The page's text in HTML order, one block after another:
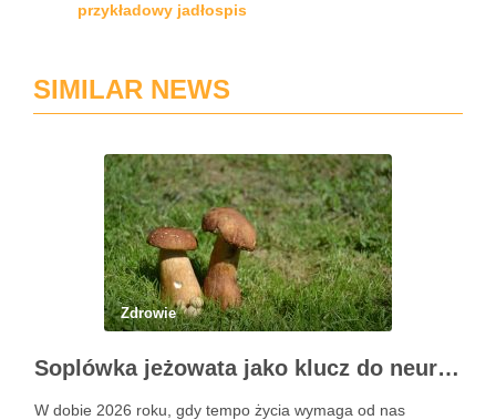
przykładowy jadłospis
SIMILAR NEWS
Zdrowie
Soplówka jeżowata jako klucz do neuroregeneracji. Dlaczego Lions Mane podbija świat suplementów
W dobie 2026 roku, gdy tempo życia wymaga od nas